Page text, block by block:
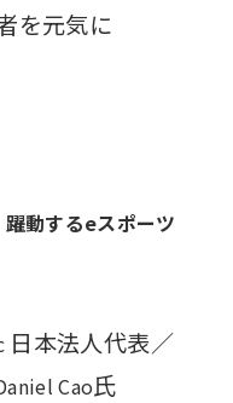
を元気に
動するeスポーツ
日本法人代表／
Cao氏